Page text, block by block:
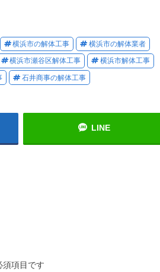
横浜市の解体工事 横浜市の解体業者
横浜市瀬谷区解体工事 横浜市解体工事
石井商事の解体工事
LINE
須項目です